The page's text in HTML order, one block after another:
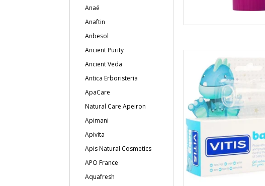
Anaé
Anaftin
Anbesol
Ancient Purity
Ancient Veda
Antica Erboristeria
ApaCare
Natural Care Apeiron
Apimani
Apivita
Apis Natural Cosmetics
APO France
Aquafresh